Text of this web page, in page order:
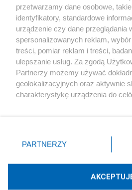
Kultura
X Facebook
przetwarzamy dane osobowe,
identyfikatory, standardowe
urządzenie czy dane przeglądania
spersonalizowanych reklam,
treści, pomiar reklam i treści,
ulepszanie usług. Za zgodą
Partnerzy możemy używać
geolokalizacyjnych oraz aktywnie
charakterystykę urządzenia do
zmienić/wycofać klikając przycisk
znajdujący się w lewym dolnym
rodzaje przetwarzania danych nie
użytkownika, ale masz prawo
przetwarzaniu. Preferencje będą
PARTNERZY